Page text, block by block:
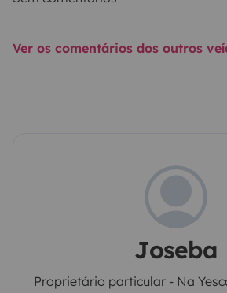
Ver os comentários dos outros
Joseba
Proprietário particular - Na